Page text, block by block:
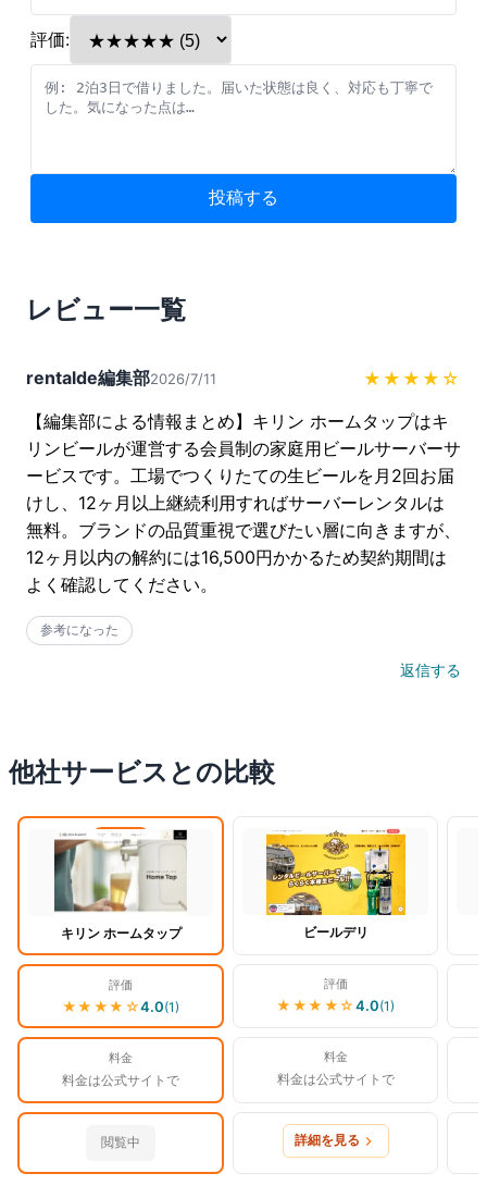
評価:
投稿する
レビュー一覧
rentalde編集部2026/7/11 ★★★★ ☆
【編集部による情報まとめ】キリン ホームタップはキ
リンビールが運営する会員制の家庭用ビールサーバーサ
ービスです。工場でつくりたての生ビールを月2回お届
けし、12ヶ月以上継続利用すればサーバーレンタルは
無料。ブランドの品質重視で選びたい層に向きますが、
12ヶ月以内の解約には16,500円かかるため契約期間は
よく確認してください。
参考になった
返信する
他社サービスとの比較
閲覧中
キリン ホームタップ ビールデリ
評価
★★★★ ☆4.0(1)
評価
★★★★☆4.0(1)
料金
料金は公式サイトで
料金
料金は公式サイトで
閲覧中 詳細を見る